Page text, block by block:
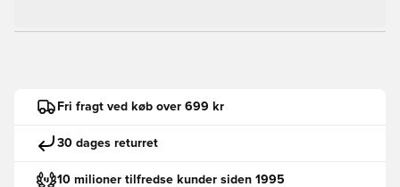
Fri fragt ved køb over 699 kr
30 dages returret
10 milioner tilfredse kunder siden 1995